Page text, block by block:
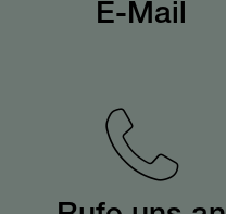
E-Mail